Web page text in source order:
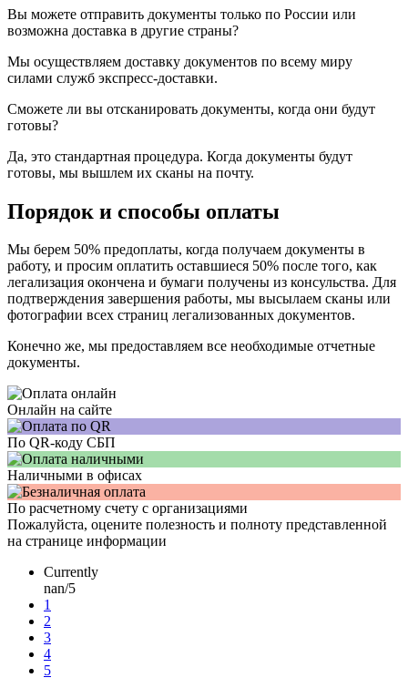
Вы можете отправить документы только по России или
возможна доставка в другие страны?
Мы осуществляем доставку документов по всему миру
силами служб экспресс-доставки.
Сможете ли вы отсканировать документы, когда они будут
готовы?
Да, это стандартная процедура. Когда документы будут
готовы, мы вышлем их сканы на почту.
Порядок и способы оплаты
Мы берем 50% предоплаты, когда получаем документы в
работу, и просим оплатить оставшиеся 50% после того, как
легализация окончена и бумаги получены из консульства. Для
подтверждения завершения работы, мы высылаем сканы или
фотографии всех страниц легализованных документов.
Конечно же, мы предоставляем все необходимые отчетные
документы.
Онлайн на сайте
По QR-коду СБП
Наличными в офисах
По расчетному счету с организациями
Пожалуйста, оцените полезность и полноту представленной
на странице информации
Currently
nan/5
1
2
3
4
5